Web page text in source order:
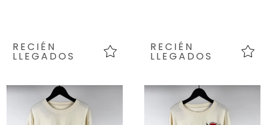
RECIÉN
LLEGADOS
RECIÉN
LLEGADOS